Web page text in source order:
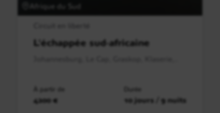
Afrique du Sud
L'échappée sud-africaine
À partir de
4200 €
Durée
10 jours / 9 nuits